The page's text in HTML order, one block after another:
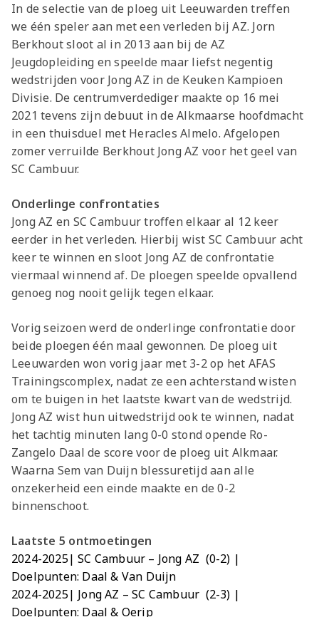
In de selectie van de ploeg uit Leeuwarden treffen
we één speler aan met een verleden bij AZ. Jorn
Berkhout sloot al in 2013 aan bij de AZ
Jeugdopleiding en speelde maar liefst negentig
wedstrijden voor Jong AZ in de Keuken Kampioen
Divisie. De centrumverdediger maakte op 16 mei
2021 tevens zijn debuut in de Alkmaarse hoofdmacht
in een thuisduel met Heracles Almelo. Afgelopen
zomer verruilde Berkhout Jong AZ voor het geel van
SC Cambuur.
Onderlinge confrontaties
Jong AZ en SC Cambuur troffen elkaar al 12 keer
eerder in het verleden. Hierbij wist SC Cambuur acht
keer te winnen en sloot Jong AZ de confrontatie
viermaal winnend af. De ploegen speelde opvallend
genoeg nog nooit gelijk tegen elkaar.
Vorig seizoen werd de onderlinge confrontatie door
beide ploegen één maal gewonnen. De ploeg uit
Leeuwarden won vorig jaar met 3-2 op het AFAS
Trainingscomplex, nadat ze een achterstand wisten
om te buigen in het laatste kwart van de wedstrijd.
Jong AZ wist hun uitwedstrijd ook te winnen, nadat
het tachtig minuten lang 0-0 stond opende Ro-
Zangelo Daal de score voor de ploeg uit Alkmaar.
Waarna Sem van Duijn blessuretijd aan alle
onzekerheid een einde maakte en de 0-2
binnenschoot.
Laatste 5 ontmoetingen
2024-2025| SC Cambuur – Jong AZ (0-2) |
Doelpunten: Daal & Van Duijn
2024-2025| Jong AZ – SC Cambuur (2-3) |
Doelpunten: Daal & Oerip